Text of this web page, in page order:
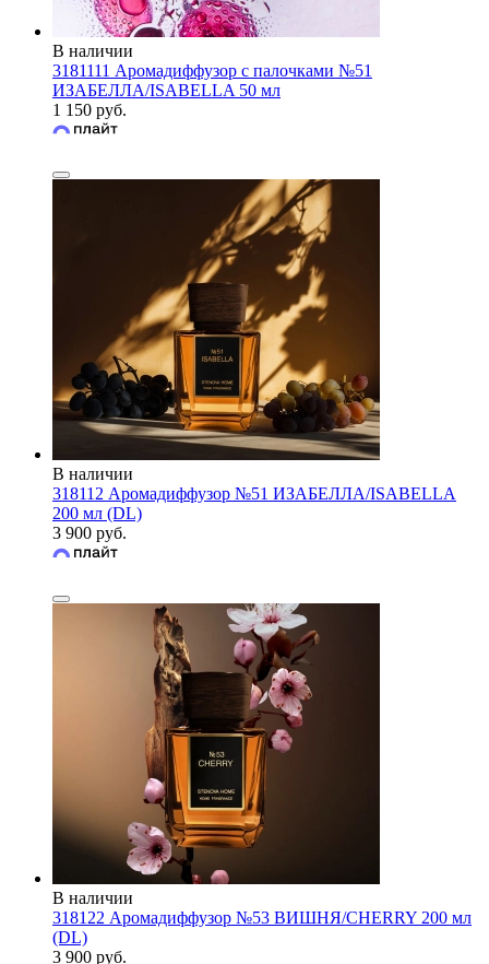
В наличии
3181111 Аромадиффузор с палочками №51
ИЗАБЕЛЛА/ISABELLA 50 мл
1 150 руб.
В наличии
318112 Аромадиффузор №51 ИЗАБЕЛЛА/ISABELLA
200 мл (DL)
3 900 руб.
В наличии
318122 Аромадиффузор №53 ВИШНЯ/CHERRY 200 мл
(DL)
3 900 руб.